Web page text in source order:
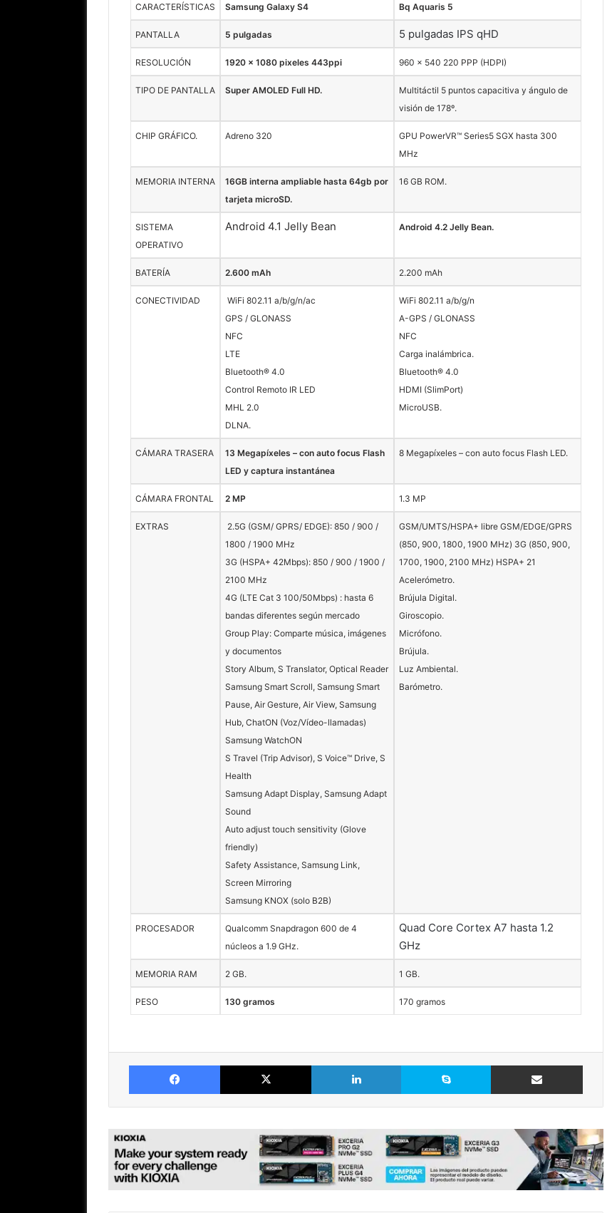
CARACTERÍSTICAS Samsung Galaxy S4 Bq Aquaris 5
PANTALLA 5 pulgadas 5 pulgadas IPS qHD
RESOLUCIÓN 1920 x 1080 pixeles 443ppi 960 x 540 220 PPP (HDPI)
TIPO DE PANTALLA Super AMOLED Full HD.
Multitáctil 5 puntos capacitiva y ángulo de
visión de 178º.
CHIP GRÁFICO. Adreno 320
GPU PowerVR™ Series5 SGX hasta 300
MHz
MEMORIA INTERNA
16GB interna ampliable hasta 64gb por
tarjeta microSD.
16 GB ROM.
SISTEMA
OPERATIVO
Android 4.1 Jelly Bean Android 4.2 Jelly Bean.
BATERÍA 2.600 mAh 2.200 mAh
CONECTIVIDAD
WiFi 802.11 a/b/g/n/ac
GPS / GLONASS
NFC
LTE
Bluetooth® 4.0
Control Remoto IR LED
MHL 2.0
DLNA.
WiFi 802.11 a/b/g/n
A-GPS / GLONASS
NFC
Carga inalámbrica.
Bluetooth® 4.0
HDMI (SlimPort)
MicroUSB.
CÁMARA TRASERA
13 Megapíxeles – con auto focus Flash
LED y captura instantánea
8 Megapíxeles – con auto focus Flash LED.
CÁMARA FRONTAL 2 MP 1.3 MP
EXTRAS
2.5G (GSM/ GPRS/ EDGE): 850 / 900 /
1800 / 1900 MHz
3G (HSPA+ 42Mbps): 850 / 900 / 1900 /
2100 MHz
4G (LTE Cat 3 100/50Mbps) : hasta 6
bandas diferentes según mercado
Group Play: Comparte música, imágenes
y documentos
Story Album, S Translator, Optical Reader
Samsung Smart Scroll, Samsung Smart
Pause, Air Gesture, Air View, Samsung
Hub, ChatON (Voz/Vídeo-llamadas)
Samsung WatchON
S Travel (Trip Advisor), S Voice™ Drive, S
Health
Samsung Adapt Display, Samsung Adapt
Sound
Auto adjust touch sensitivity (Glove
friendly)
Safety Assistance, Samsung Link,
Screen Mirroring
Samsung KNOX (solo B2B)
GSM/UMTS/HSPA+ libre GSM/EDGE/GPRS
(850, 900, 1800, 1900 MHz) 3G (850, 900,
1700, 1900, 2100 MHz) HSPA+ 21
Acelerómetro.
Brújula Digital.
Giroscopio.
Micrófono.
Brújula.
Luz Ambiental.
Barómetro.
PROCESADOR
Qualcomm Snapdragon 600 de 4
núcleos a 1.9 GHz.
Quad Core Cortex A7 hasta 1.2
GHz
MEMORIA RAM 2 GB. 1 GB.
PESO 130 gramos 170 gramos
Facebook X LinkedIn Skype Comparte vía Email